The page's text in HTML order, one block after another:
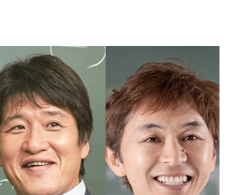
山口県
福岡県 熊本県 長崎県